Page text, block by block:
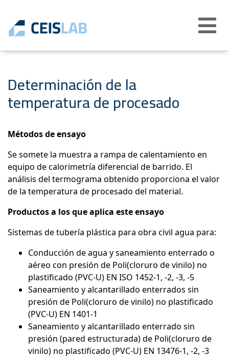
Abrir
menú
Determinación de la
temperatura de procesado
Métodos de ensayo
Se somete la muestra a rampa de calentamiento en
equipo de calorimetría diferencial de barrido. El
análisis del termograma obtenido proporciona el valor
de la temperatura de procesado del material.
Productos a los que aplica este ensayo
Sistemas de tubería plástica para obra civil agua para:
Conducción de agua y saneamiento enterrado o
aéreo con presión de Poli(cloruro de vinilo) no
plastificado (PVC-U) EN ISO 1452-1, -2, -3, -5
Saneamiento y alcantarillado enterrados sin
presión de Poli(cloruro de vinilo) no plastificado
(PVC-U) EN 1401-1
Saneamiento y alcantarillado enterrado sin
presión (pared estructurada) de Poli(cloruro de
vinilo) no plastificado (PVC-U) EN 13476-1, -2, -3